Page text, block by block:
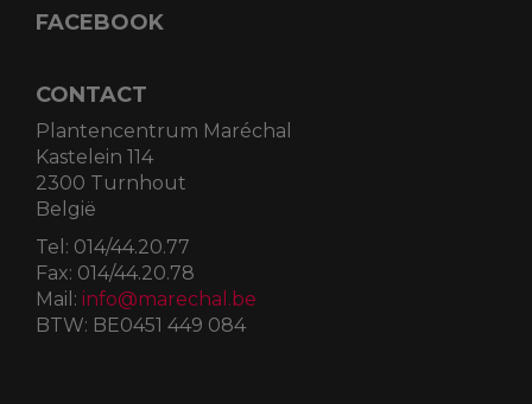
FACEBOOK
CONTACT
Plantencentrum Maréchal
Kastelein 114
2300 Turnhout
België
Tel: 014/44.20.77
Fax: 014/44.20.78
Mail: info@marechal.be
BTW: BE0451 449 084